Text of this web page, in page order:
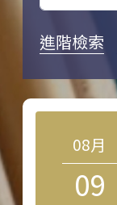
進階檢索
08月
09